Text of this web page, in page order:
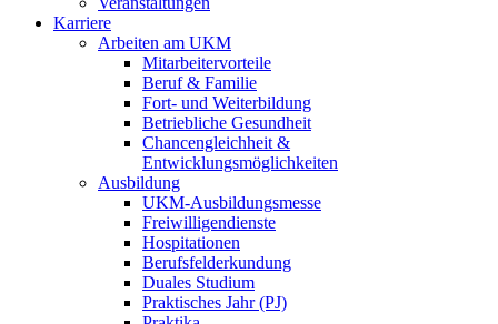
Karriere
Arbeiten am UKM
Mitarbeitervorteile
Beruf & Familie
Fort- und Weiterbildung
Betriebliche Gesundheit
Chancengleichheit &
Entwicklungsmöglichkeiten
Ausbildung
UKM-Ausbildungsmesse
Freiwilligendienste
Hospitationen
Berufsfelderkundung
Duales Studium
Praktisches Jahr (PJ)